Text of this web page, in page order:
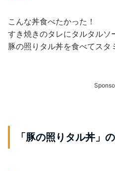
こんな丼食べたかった！
すき焼きのタレにタルタルソ
豚の照りタル丼を食べてスタ
「豚の照りタル丼」